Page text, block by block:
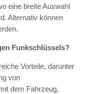
eine breite Auswahl
Alternativ können
Funkschlüssels?
Vorteile, darunter
von
dem Fahrzeug,